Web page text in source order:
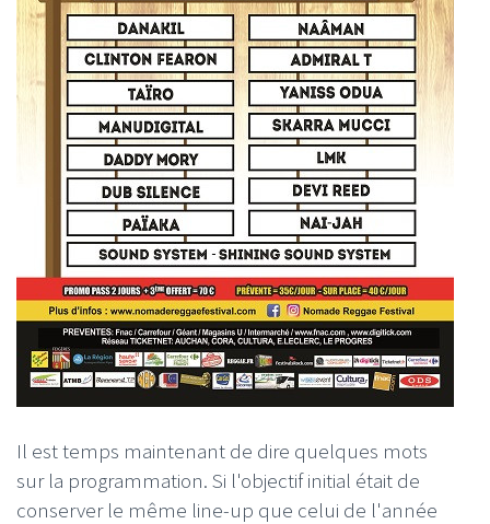
Il est temps maintenant de dire quelques mots
sur la programmation. Si l'objectif initial était de
conserver le même line-up que celui de l'année